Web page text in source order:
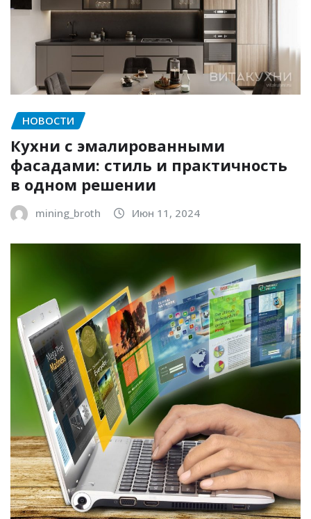
НОВОСТИ
Кухни с эмалированными
фасадами: стиль и практичность
в одном решении
mining_broth Июн 11, 2024